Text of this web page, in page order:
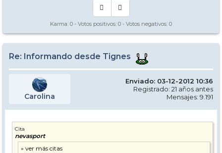
Karma: 0 - Votos positivos: 0 - Votos negativos: 0
Re: Informando desde Tignes
Carolina
Enviado: 03-12-2012 10:36
Registrado: 21 años antes
Mensajes: 9.191
Cita
nevasport